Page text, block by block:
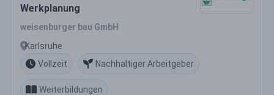
Werkplanung
weisenburger bau GmbH
Karlsruhe
Vollzeit
Nachhaltiger Arbeitgeber
Weiterbildungen